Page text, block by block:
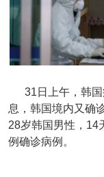
31日上午，韩国
息，韩国境内又确
28岁韩国男性，14
例确诊病例。